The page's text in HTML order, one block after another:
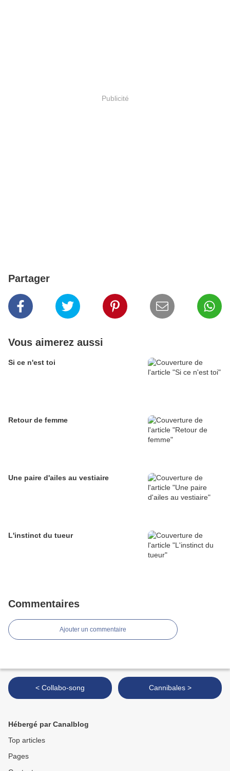
Publicité
Partager
Vous aimerez aussi
Si ce n'est toi
Retour de femme
Une paire d'ailes au vestiaire
L'instinct du tueur
Commentaires
Ajouter un commentaire
< Collabo-song Cannibales >
Hébergé par Canalblog
Top articles
Pages